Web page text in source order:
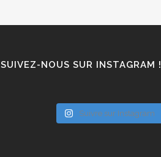
SUIVEZ-NOUS SUR INSTAGRAM !
Suivre sur Instagram